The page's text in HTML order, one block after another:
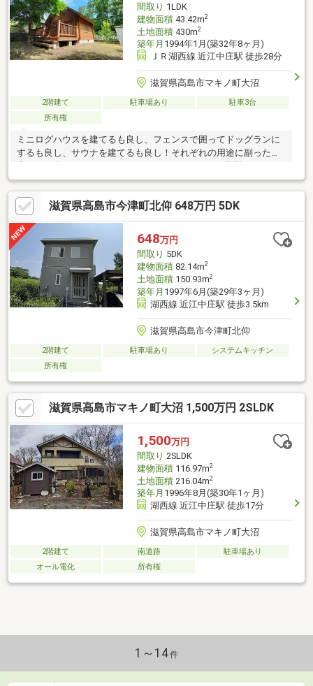
間取り 1LDK
建物面積43.42m2
土地面積430m2
築年月 1994年1月(築32年8ヶ月)
ＪＲ湖西線 近江中庄駅 徒歩28分
滋賀県高島市マキノ町大沼
2階建て 駐車場あり
駐車3台
所有権
ミニログハウスを建てるも良し、フェンスで囲ってドッグランに
するも良し、サウナを建てるも良し！それぞれの用途に副った業
い。
滋賀県高島市今津町北仰 648万円 5DK
648万円
間取り 5DK
建物面積82.14m2
土地面積150.93m2
築年月 1997年6月(築29年3ヶ月)
湖西線 近江中庄駅 徒歩3.5km
滋賀県高島市今津町北仰
2階建て 駐車場あり
システムキッチン
所有権
滋賀県高島市マキノ町大沼 1,500万円 2SLDK
1,500万円
間取り 2SLDK
建物面積116.97m2
土地面積216.04m2
築年月 1996年8月(築30年1ヶ月)
湖西線 近江中庄駅 徒歩17分
滋賀県高島市マキノ町大沼
2階建て 南道路
駐車場あり
オール電化
所有権
1～14件